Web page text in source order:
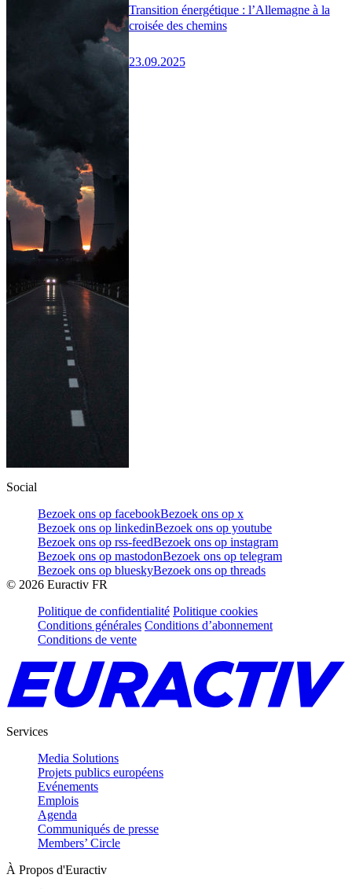
Transition énergétique : l’Allemagne à la
croisée des chemins
23.09.2025
Social
Bezoek ons op facebookBezoek ons op x
Bezoek ons op linkedinBezoek ons op youtube
Bezoek ons op rss-feedBezoek ons op instagram
Bezoek ons op mastodonBezoek ons op telegram
Bezoek ons op blueskyBezoek ons op threads
© 2026 Euractiv FR
Politique de confidentialité Politique cookies
Conditions générales Conditions d’abonnement
Conditions de vente
Services
Media Solutions
Projets publics européens
Evénements
Emplois
Agenda
Communiqués de presse
Members’ Circle
À Propos d'Euractiv